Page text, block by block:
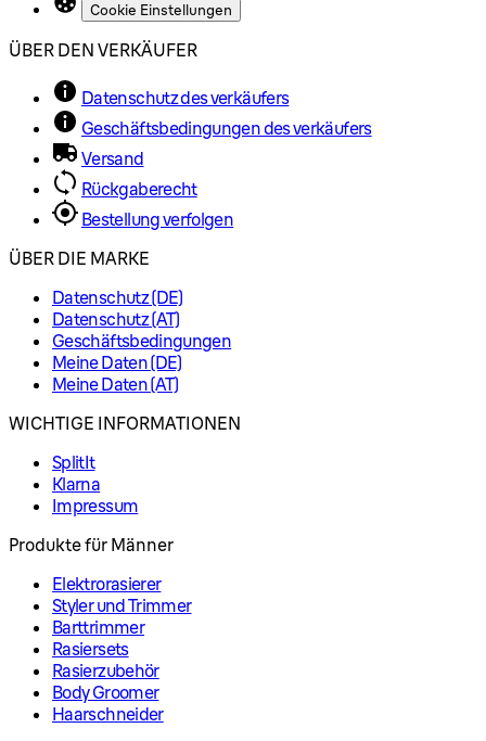
Cookie Einstellungen
ÜBER DEN VERKÄUFER
Datenschutz des verkäufers
Geschäftsbedingungen des verkäufers
Versand
Rückgaberecht
Bestellung verfolgen
ÜBER DIE MARKE
Datenschutz (DE)
Datenschutz (AT)
Geschäftsbedingungen
Meine Daten (DE)
Meine Daten (AT)
WICHTIGE INFORMATIONEN
SplitIt
Klarna
Impressum
Produkte für Männer
Elektrorasierer
Styler und Trimmer
Barttrimmer
Rasiersets
Rasierzubehör
Body Groomer
Haarschneider